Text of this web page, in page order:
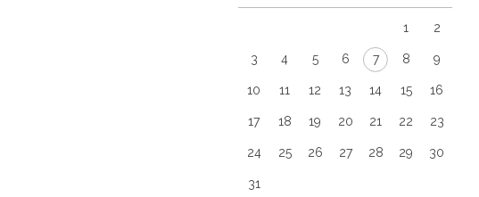
1 2
3 4 5 6 7 8 9
10 11 12 13 14 15 16
17 18 19 20 21 22 23
24 25 26 27 28 29 30
31